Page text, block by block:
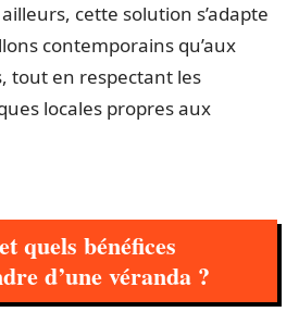
cette solution s’adapte
contemporains qu’aux
tout en respectant les
locales propres aux
quels bénéfices
d’une véranda ?